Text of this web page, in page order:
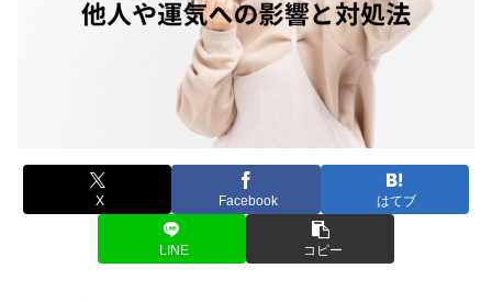
X Facebook はてブ
LINE コピー